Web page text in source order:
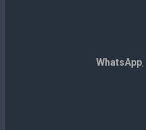
WhatsApp